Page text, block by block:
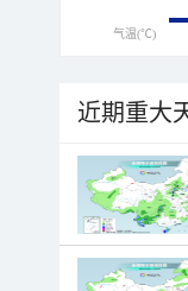
气温(℃)
近期重大